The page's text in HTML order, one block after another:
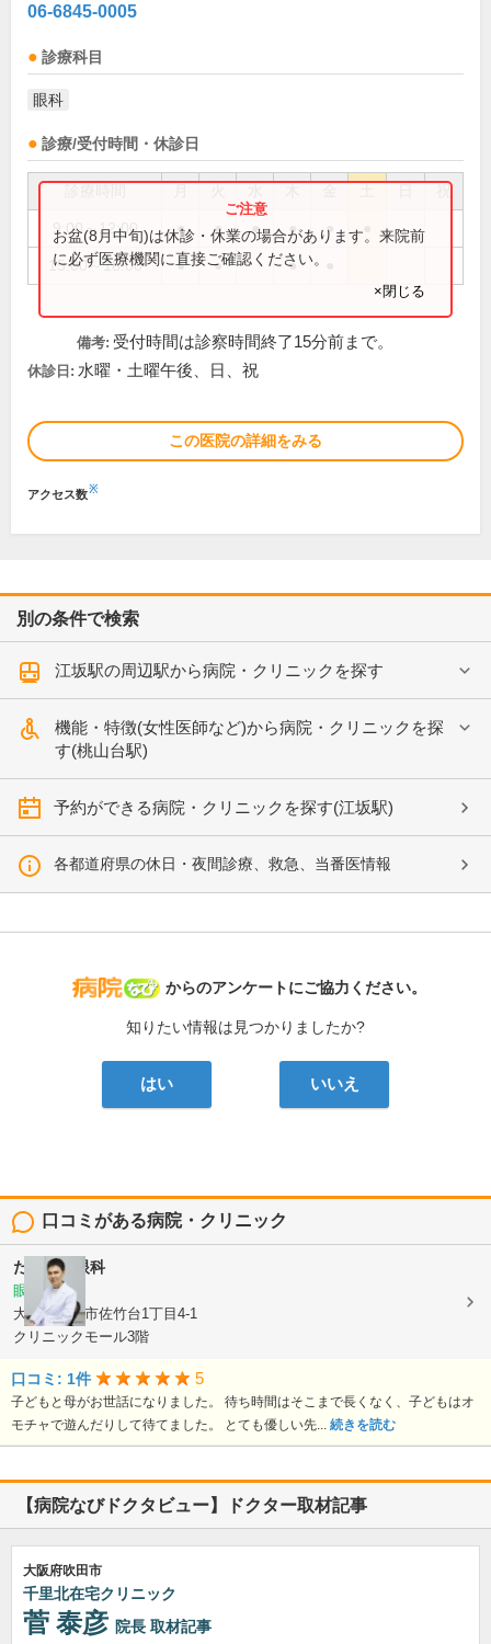
06-6845-0005
診療科目
眼科
診療/受付時間・休診日
祝
9:00～12:00 ● ● ● ● ●
15:00～18:00 ● ● ●
お盆(8月中旬)は休診・休業の場合があります。来院前
に必ず医療機関に直接ご確認ください。
×閉じる
備考: 受付時間は診察時間終了15分前まで。
休診日: 水曜・土曜午後、日、祝
この医院の詳細をみる
アクセス数※
別の条件で検索
江坂駅の周辺駅から病院・クリニックを探す
機能・特徴(女性医師など)から病院・クリニックを探
す(桃山台駅)
予約ができる病院・クリニックを探す(江坂駅)
各都道府県の休日・夜間診療、救急、当番医情報
病院なび
からのアンケートにご協力ください。
知りたい情報は見つかりましたか?
はい いいえ
口コミがある病院・クリニック
たかやま眼科
眼科
大阪府吹田市佐竹台1丁目4-1
クリニックモール3階
口コミ: 1件 5
子どもと母がお世話になりました。 待ち時間はそこまで長くなく、子どもはオ
モチャで遊んだりして待てました。 とても優しい先... 続きを読む
【病院なびドクタビュー】ドクター取材記事
大阪府吹田市
千里北在宅クリニック
菅 泰彦 院長 取材記事